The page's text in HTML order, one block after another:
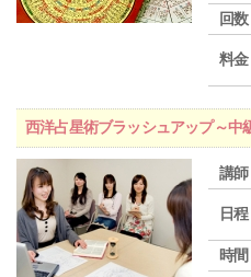
回数
料金
西洋占星術ブラッシュアップ～中
講師
日程
時間